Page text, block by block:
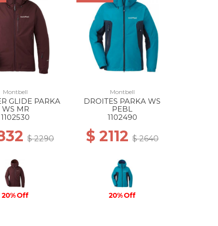
Montbell
GLIDE PARKA
WS MR
1102530
$ 2290
20% Off
Montbell
DROITES PARKA WS
PEBL
1102490
$ 2112 $ 2640
20% Off